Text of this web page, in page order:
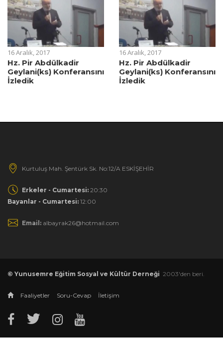
16 Aralık, 2017
Hz. Pir Abdülkadir
Geylani(ks) Konferansını
İzledik
16 Aralık, 2017
Hz. Pir Abdülkadir
Geylani(ks) Konferansını
İzledik
Kurtuluş Mah. Şentürk Sk. No:12/A ESKİŞEHİR
Erkeler - Cumartesi: 20:30
Bayanlar - Cumartesi: 12:00
Email: albayrak26@hotmail.com
© Yunusemre Eğitim Sosyal ve Kültür Derneği 2003'den beri.
Faaliyetler Soru-Cevap İletişim